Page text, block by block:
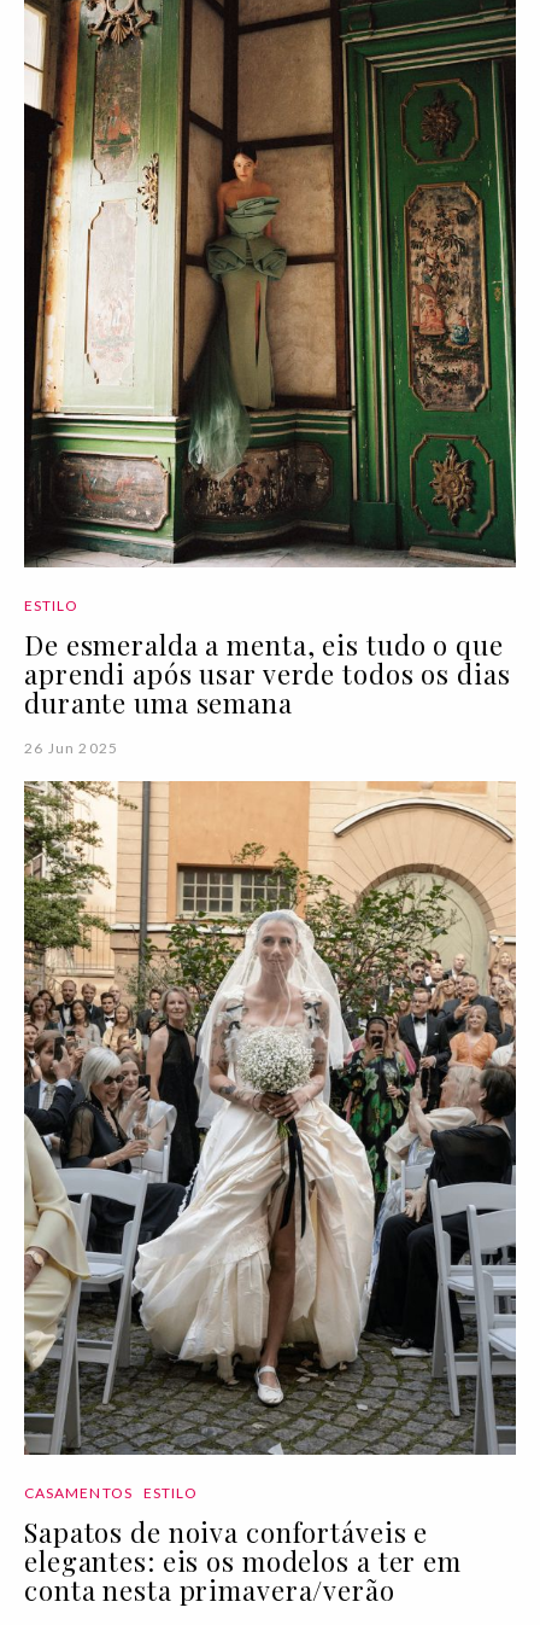
ESTILO
De esmeralda a menta, eis tudo o que
aprendi após usar verde todos os dias
durante uma semana
26 Jun 2025
CASAMENTOS ESTILO
Sapatos de noiva confortáveis e
elegantes: eis os modelos a ter em
conta nesta primavera/verão